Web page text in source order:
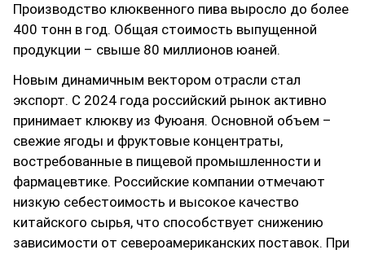
Производство клюквенного пива выросло до более
400 тонн в год. Общая стоимость выпущенной
продукции – свыше 80 миллионов юаней.
Новым динамичным вектором отрасли стал
экспорт. С 2024 года российский рынок активно
принимает клюкву из Фуюаня. Основной объем –
свежие ягоды и фруктовые концентраты,
востребованные в пищевой промышленности и
фармацевтике. Российские компании отмечают
низкую себестоимость и высокое качество
китайского сырья, что способствует снижению
зависимости от североамериканских поставок. При